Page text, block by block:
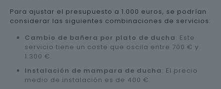
Para ajustar el presupuesto a 1.000 euros, se podrían
considerar las siguientes combinaciones de servicios:
Cambio de bañera por plato de ducha: Este
servicio tiene un coste que oscila entre 700 € y
1.300 €.
Instalación de mampara de ducha: El precio
medio de instalación es de 400 €.